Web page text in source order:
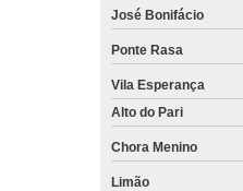
José Bonifácio
Ponte Rasa
Vila Esperança
Alto do Pari
Chora Menino
Limão